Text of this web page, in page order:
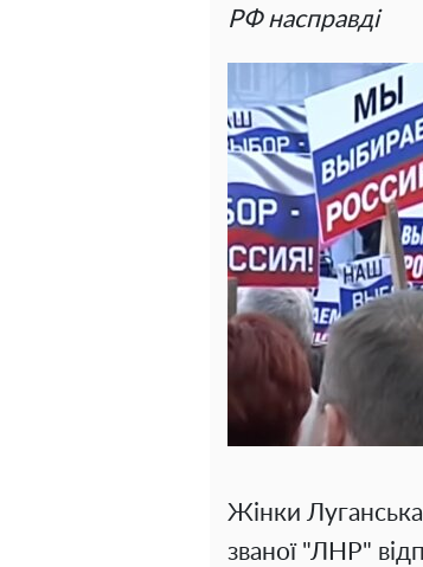
РФ насправді
Жінки Луганська,
званої "ЛНР"